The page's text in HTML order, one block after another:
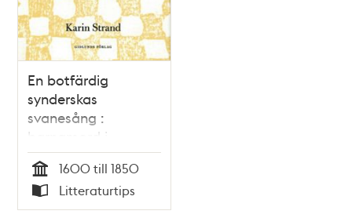
En botfärdig
synderskas
svanesång :
barnamord i
skillingtryck mellan
visa och verklighet /
Karin Strand
Tid
1600 till 1850
Typ
Litteraturtips